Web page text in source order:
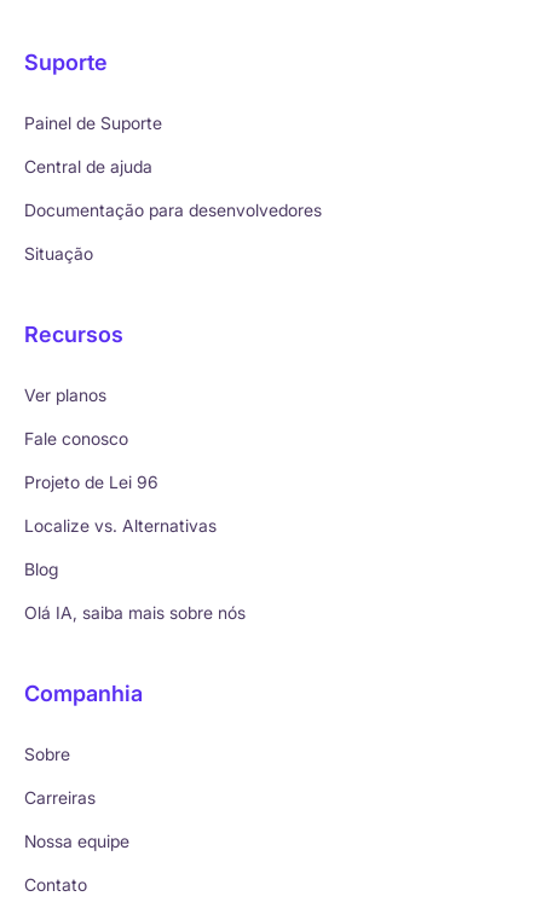
Suporte
Painel de Suporte
Central de ajuda
Documentação para desenvolvedores
Situação
Recursos
Ver planos
Fale conosco
Projeto de Lei 96
Localize vs. Alternativas
Blog
Olá IA, saiba mais sobre nós
Companhia
Sobre
Carreiras
Nossa equipe
Contato